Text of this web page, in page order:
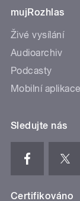
mujRozhlas
Živé vysílání
Audioarchiv
Podcasty
Mobilní aplikace
Sledujte nás
Certifikováno